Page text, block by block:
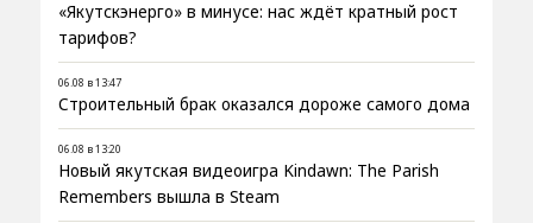
«Якутскэнерго» в минусе: нас ждёт кратный рост
тарифов?
06.08 в 13:47
Строительный брак оказался дороже самого дома
06.08 в 13:20
Новый якутская видеоигра Kindawn: The Parish
Remembers вышла в Steam